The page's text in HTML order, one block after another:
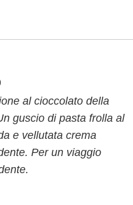
al cioccolato della
guscio di pasta frolla al
e vellutata crema
Per un viaggio